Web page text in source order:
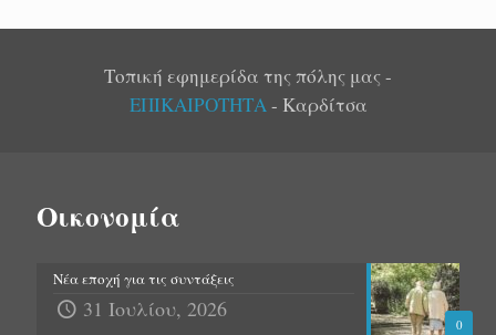
Τοπική εφημερίδα της πόλης μας -
ΕΠΙΚΑΙΡΟΤΗΤΑ - Καρδίτσα
Οικονομία
0
Νέα εποχή για τις συντάξεις
31 Ιουλίου, 2026